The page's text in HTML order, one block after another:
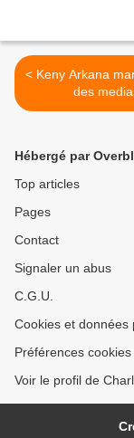
< Keny Arkana manipulation
des
Hébergé par
Top articles
Pages
Contact
Signaler un abus
C.G.U.
Cookies et données
Préférences cookies
Voir le profil de